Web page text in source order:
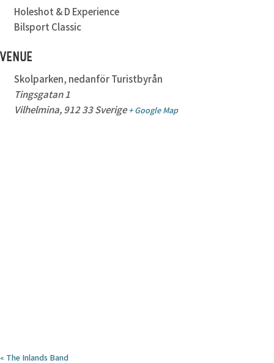
Holeshot & D Experience
Bilsport Classic
VENUE
Skolparken, nedanför Turistbyrån
Tingsgatan 1
Vilhelmina, 912 33 Sverige + Google Map
« The Inlands Band